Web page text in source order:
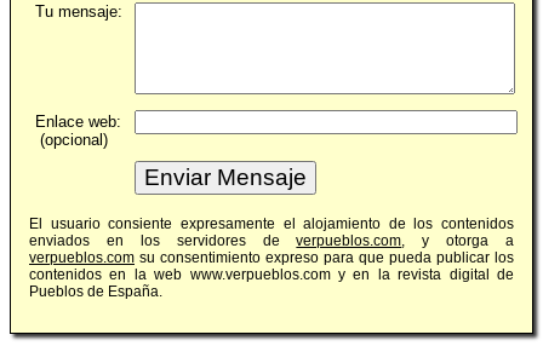
Tu mensaje:
Enlace web:
(opcional)
El usuario consiente expresamente el alojamiento de los contenidos
enviados en los servidores deverpueblos.com, y otorga a
verpueblos.com su consentimiento expreso para que pueda publicar los
contenidos en la web www.verpueblos.com y en la revista digital de
Pueblos de España.